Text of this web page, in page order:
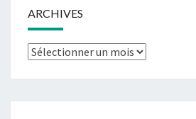
ARCHIVES
Archives